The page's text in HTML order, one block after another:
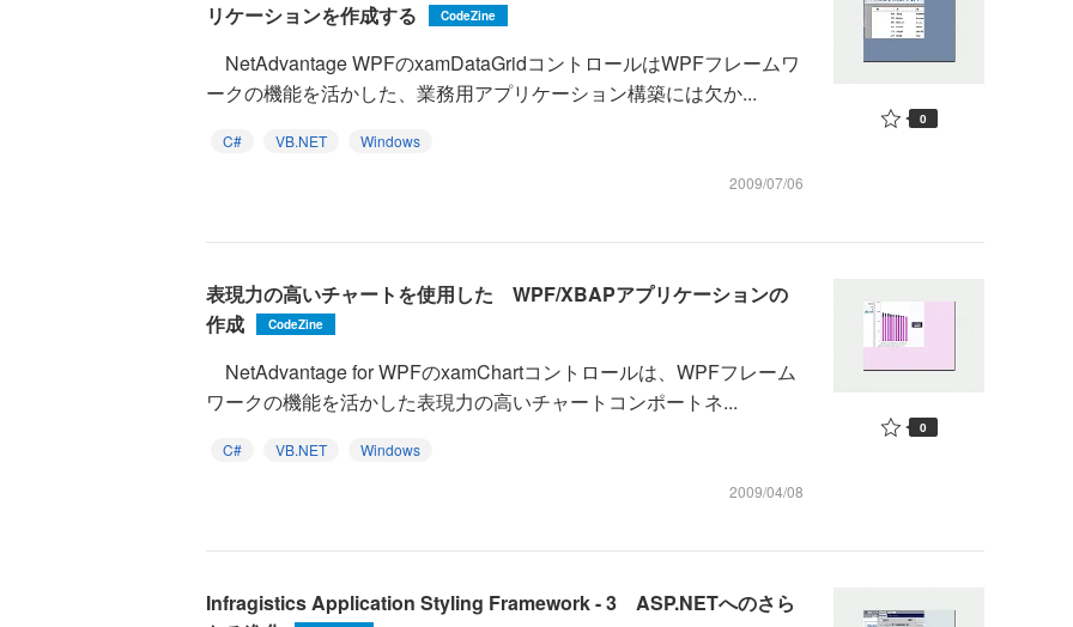
リケーションを作成する
CodeZine
NetAdvantage WPFのxamDataGridコントロールはWPFフレームワ
ークの機能を活かした、業務用アプリケーション構築には欠か...
C# VB.NET Windows
2009/07/06
0
表現力の高いチャートを使用した WPF/XBAPアプリケーションの
作成
CodeZine
NetAdvantage for WPFのxamChartコントロールは、WPFフレーム
ワークの機能を活かした表現力の高いチャートコンポートネ...
C# VB.NET Windows
2009/04/08
0
Infragistics Application Styling Framework - 3 ASP.NETへのさら